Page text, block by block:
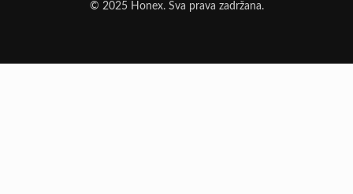
© 2025 Honex. Sva prava zadržana.